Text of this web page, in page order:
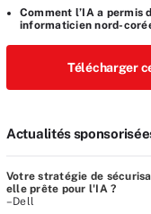
Comment l’IA a permis
informaticien nord-
Télécharger
Actualités
Votre stratégie de
elle prête pour l'IA ?
–Dell